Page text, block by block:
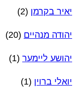
יאיר בקרמן (2)
יהודה מנהיים (20)
יהושע ליימער (1)
יואלי ברוין (1)